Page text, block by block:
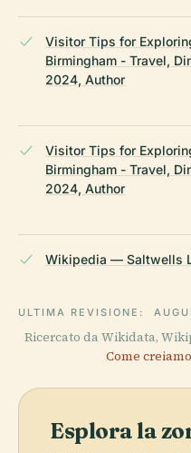
Visitor Tips for
Birmingham - Travel,
2024, Author
Visitor Tips for
Birmingham - Travel,
2024, Author
Wikipedia — Saltwells
ULTIMA REVISIONE:
Ricercato da Wikidata,
Come
Esplora la